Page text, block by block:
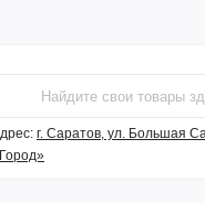
г. Саратов, ул. Большая